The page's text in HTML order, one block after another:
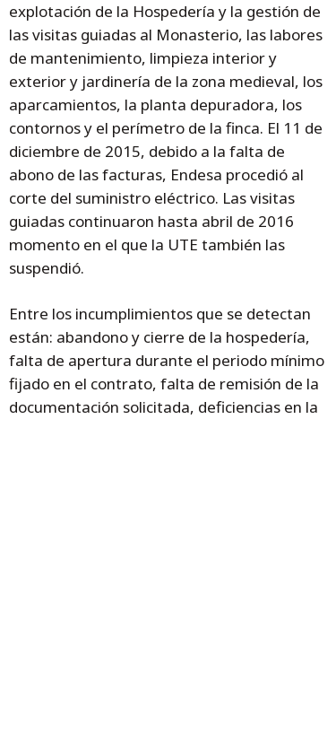
explotación de la Hospedería y la gestión de
las visitas guiadas al Monasterio, las labores
de mantenimiento, limpieza interior y
exterior y jardinería de la zona medieval, los
aparcamientos, la planta depuradora, los
contornos y el perímetro de la finca. El 11 de
diciembre de 2015, debido a la falta de
abono de las facturas, Endesa procedió al
corte del suministro eléctrico. Las visitas
guiadas continuaron hasta abril de 2016
momento en el que la UTE también las
suspendió.
Entre los incumplimientos que se detectan
están: abandono y cierre de la hospedería,
falta de apertura durante el periodo mínimo
fijado en el contrato, falta de remisión de la
documentación solicitada, deficiencias en la